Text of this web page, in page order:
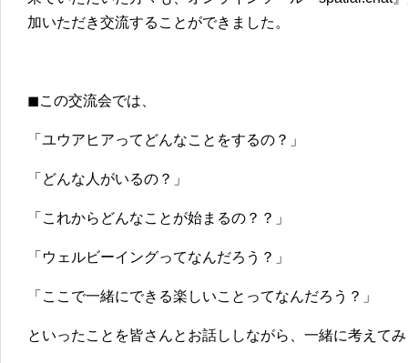
加いただき交流することができました。
◼︎この交流会では、
「ユウアヒアってどんなことをするの？」
「どんな人がいるの？」
「これからどんなことが始まるの？？」
「ウェルビーイングってなんだろう？」
「ここで一緒にできる楽しいことってなんだろう？」
といったことを皆さんとお話ししながら、一緒に考えて